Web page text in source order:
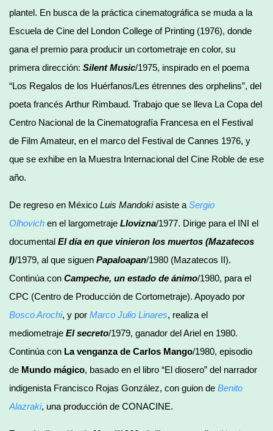
plantel. En busca de la práctica cinematográfica se muda a la
Escuela de Cine del London College of Printing (1976), donde
gana el premio para producir un cortometraje en color, su
primera dirección: Silent Music/1975, inspirado en el poema
“Los Regalos de los Huérfanos/Les étrennes des orphelins”, del
poeta francés Arthur Rimbaud. Trabajo que se lleva La Copa del
Centro Nacional de la Cinematografía Francesa en el Festival
de Film Amateur, en el marco del Festival de Cannes 1976, y
que se exhibe en la Muestra Internacional del Cine Roble de ese
año.
De regreso en México Luis Mandokiasiste a Sergio
Olhovich en el largometraje Llovizna/1977. Dirige para el INI el
documental El día en que vinieron los muertos (Mazatecos
I)/1979, al que siguen Papaloapan/1980 (Mazatecos II).
Continúa con Campeche, un estado de ánimo/1980, para el
CPC (Centro de Producción de Cortometraje). Apoyado por
Bosco Arochi, y por Marco Julio Linares, realiza el
mediometraje El secreto/1979, ganador del Ariel en 1980.
Continúa con La venganza de Carlos Mango/1980, episodio
de Mundo mágico, basado en el libro “El diosero” del narrador
indigenista Francisco Rojas González, con guion de Benito
Alazraki, una producción de CONACINE.